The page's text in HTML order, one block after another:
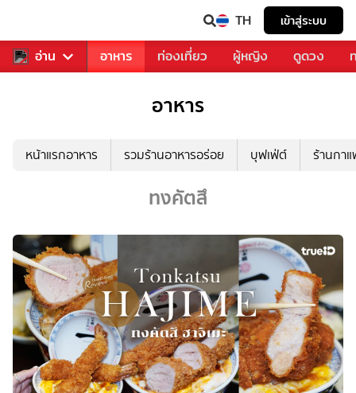
TH เข้าสู่ระบบ
อ่าน
รวงการเพลง อาหาร ท่องเที่ยว ผู้หญิง ดูดวง
อาหาร
หน้าแรกอาหาร รวมร้านอาหารอร่อย บุฟเฟ่ต์ ร้านกา
ทงคัตสึ